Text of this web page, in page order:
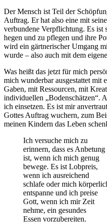
Der Mensch ist Teil der
Auftrag. Er hat also eine mit
verbundene Verpflichtung. Es ist
hegen und zu pflegen und ihre
wird ein gärtnerischer Umgang
wurde – also auch mit dem
Was heißt das jetzt für mich
mich wunderbar ausgestattet mit
Gaben, mit Ressourcen, mit
individuellen „Bodenschätzen“.
ich einsetzen. Es ist mir
Gottes Auftrag wuchern, zum
meinen Kindern das Leben
Ich versuche mich zu
erinnern, dass es Anbetung
ist, wenn ich mich genug
bewege. Es ist Lobpreis,
wenn ich ausreichend
schlafe oder mich
entspanne und ich preise
Gott, wenn ich mir Zeit
nehme, ein gesundes
Essen vorzubereiten.